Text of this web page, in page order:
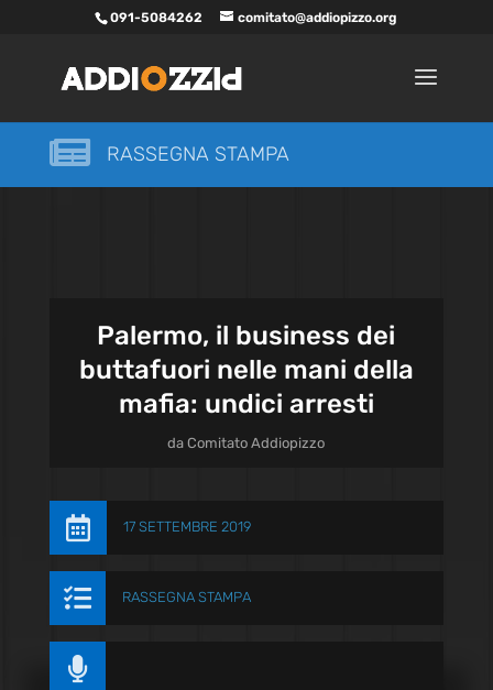
091-5084262 comitato@addiopizzo.org
 RASSEGNA STAMPA
Palermo, il business dei
buttafuori nelle mani della
mafia: undici arresti
daComitato Addiopizzo
 17 SETTEMBRE 2019
 RASSEGNA STAMPA
